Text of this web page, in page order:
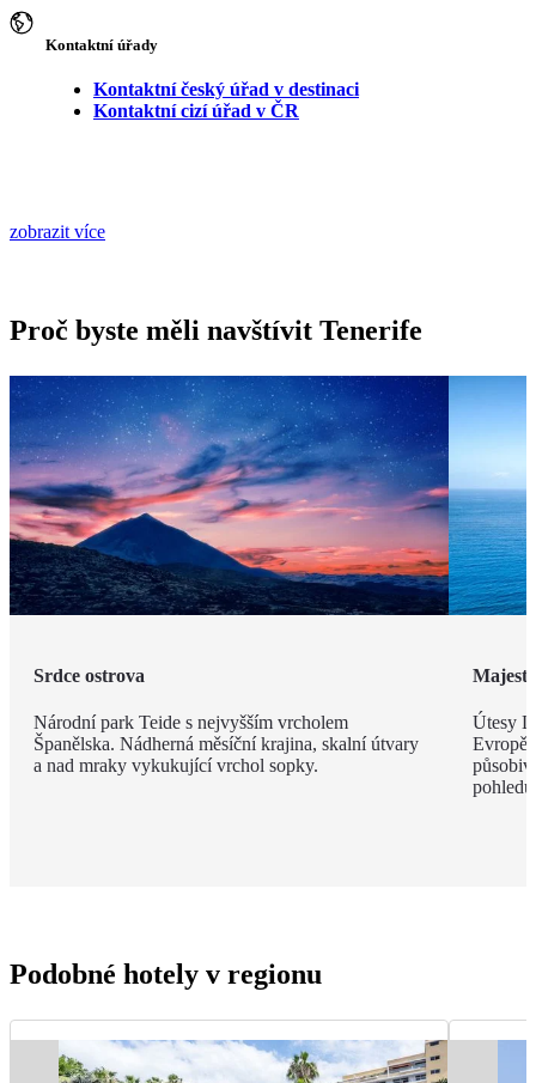
Kontaktní úřady
Kontaktní český úřad v destinaci
Kontaktní cizí úřad v ČR
zobrazit více
Proč byste měli navštívit Tenerife
Srdce ostrova
Národní park Teide s nejvyšším vrcholem
Španělska. Nádherná měsíční krajina, skalní útvary
a nad mraky vykukující vrchol sopky.
Útesy
Evropě,
Podobné hotely v regionu